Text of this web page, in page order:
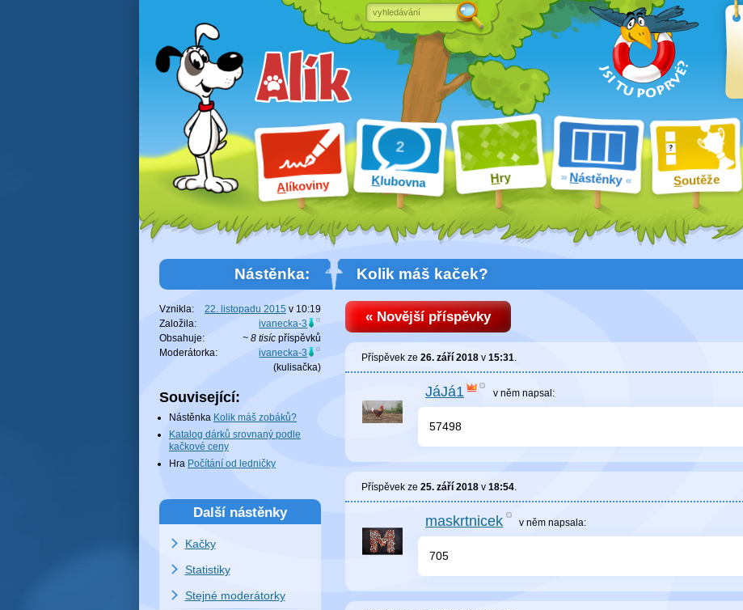
Alíkoviny Klubovna Hry Nástěnky Soutěže
Kolik máš kaček?
« Novější příspěvky
Příspěvek ze 26. září 2018 v 15:31.
JáJá1 v něm napsal:
57498
Příspěvek ze 25. září 2018 v 18:54.
maskrtnicek v němnapsala:
705
Nástěnka:
Vznikla: 22. listopadu 2015 v 10:19
Založila:
ivanecka-3
Obsahuje:
~ 8 tisíc příspěvků
Moderátorka:
ivanecka-3
(kulisačka)
Související:
Nástěnka Kolik máš zobáků?
Katalog dárků srovnaný podle
kačkové ceny
Hra Počítání od ledničky
Další nástěnky
Kačky
Statistiky
Stejné moderátorky